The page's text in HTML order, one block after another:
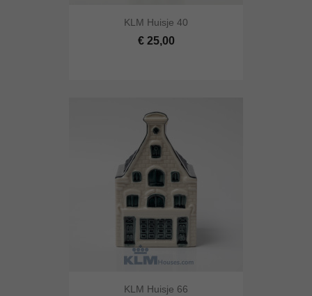
KLM Huisje 40
€ 25,00
KLM Huisje 66